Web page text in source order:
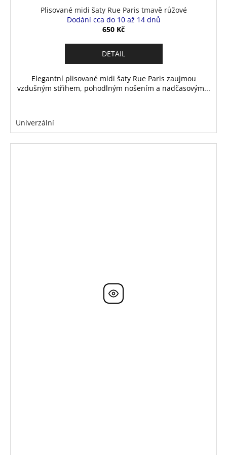
Plisované midi šaty Rue Paris tmavě růžové
Dodání cca do 10 až 14 dnů
650 Kč
DETAIL
Elegantní plisované midi šaty Rue Paris zaujmou
vzdušným střihem, pohodlným nošením a nadčasovým...
Univerzální